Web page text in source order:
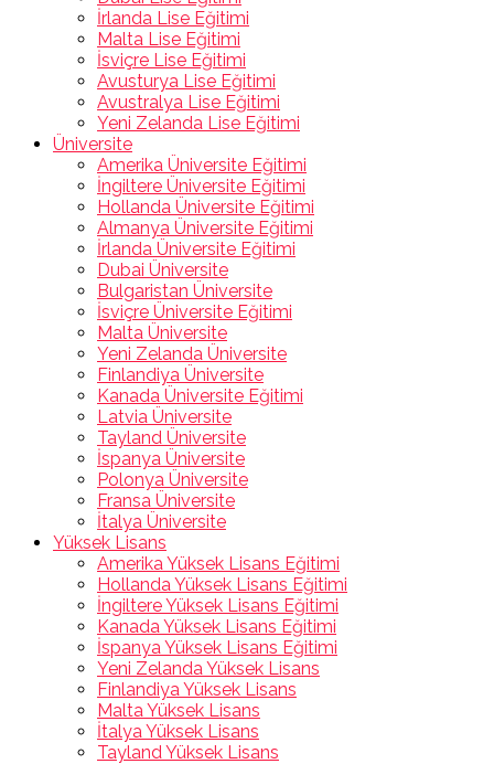
İrlanda Lise Eğitimi
Malta Lise Eğitimi
İsviçre Lise Eğitimi
Avusturya Lise Eğitimi
Avustralya Lise Eğitimi
Yeni Zelanda Lise Eğitimi
Üniversite
Amerika Üniversite Eğitimi
İngiltere Üniversite Eğitimi
Hollanda Üniversite Eğitimi
Almanya Üniversite Eğitimi
İrlanda Üniversite Eğitimi
Dubai Üniversite
Bulgaristan Üniversite
İsviçre Üniversite Eğitimi
Malta Üniversite
Yeni Zelanda Üniversite
Finlandiya Üniversite
Kanada Üniversite Eğitimi
Latvia Üniversite
Tayland Üniversite
İspanya Üniversite
Polonya Üniversite
Fransa Üniversite
İtalya Üniversite
Yüksek Lisans
Amerika Yüksek Lisans Eğitimi
Hollanda Yüksek Lisans Eğitimi
İngiltere Yüksek Lisans Eğitimi
Kanada Yüksek Lisans Eğitimi
İspanya Yüksek Lisans Eğitimi
Yeni Zelanda Yüksek Lisans
Finlandiya Yüksek Lisans
Malta Yüksek Lisans
İtalya Yüksek Lisans
Tayland Yüksek Lisans